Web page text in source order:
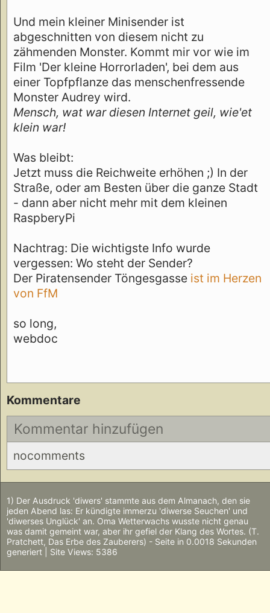
Und mein kleiner Minisender ist
abgeschnitten von diesem nicht zu
zähmenden Monster. Kommt mir vor wie im
Film 'Der kleine Horrorladen', bei dem aus
einer Topfpflanze das menschenfressende
Monster Audrey wird.
Mensch, wat war diesen Internet geil, wie'et
klein war!
Was bleibt:
Jetzt muss die Reichweite erhöhen ;) In der
Straße, oder am Besten über die ganze Stadt
- dann aber nicht mehr mit dem kleinen
RaspberyPi
Nachtrag: Die wichtigste Info wurde
vergessen: Wo steht der Sender?
Der Piratensender Töngesgasse ist im Herzen
von FfM
so long,
webdoc
Kommentare
Kommentar hinzufügen
nocomments
1) Der Ausdruck 'diwers' stammte aus dem Almanach, den sie
jeden Abend las: Er kündigte immerzu 'diwerse Seuchen' und
'diwerses Unglück' an. Oma Wetterwachs wusste nicht genau
was damit gemeint war, aber ihr gefiel der Klang des Wortes. (T.
Pratchett, Das Erbe des Zauberers) - Seite in 0.0018 Sekunden
generiert | Site Views: 5386